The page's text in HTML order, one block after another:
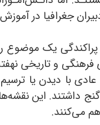
جغرافیا در
یک موضوع
و تاریخی
با دیدن یا
داشتند. این
می‌کنند.